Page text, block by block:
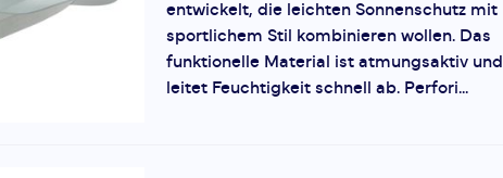
entwickelt, die leichten Sonnenschutz mit
sportlichem Stil kombinieren wollen. Das
funktionelle Material ist atmungsaktiv und
leitet Feuchtigkeit schnell ab. Perfori...